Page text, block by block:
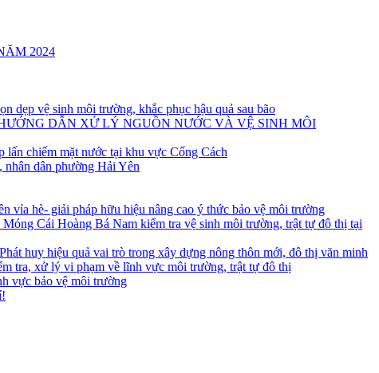
2024
dẹp vệ sinh môi trường, khắc phục hậu quả sau bão
DẪN XỬ LÝ NGUỒN NƯỚC VÀ VỆ SINH MÔI
chiếm mặt nước tại khu vực Cống Cách
dân phường Hải Yên
vỉa hè- giải pháp hữu hiệu nâng cao ý thức bảo vệ môi trường
Cái Hoàng Bá Nam kiểm tra vệ sinh môi trường, trật tự đô thị tại
huy hiệu quả vai trò trong xây dựng nông thôn mới, đô thị văn minh
tra, xử lý vi phạm về lĩnh vực môi trường, trật tự đô thị
vực bảo vệ môi trường